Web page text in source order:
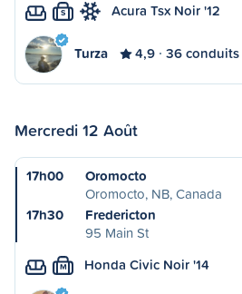
S Acura Tsx Noir '12
Turza 4,9 36 conduits
Mercredi 12 Août
17h00
Oromocto
Oromocto, NB, Canada
17h30
Fredericton
95 Main St
M Honda Civic Noir '14